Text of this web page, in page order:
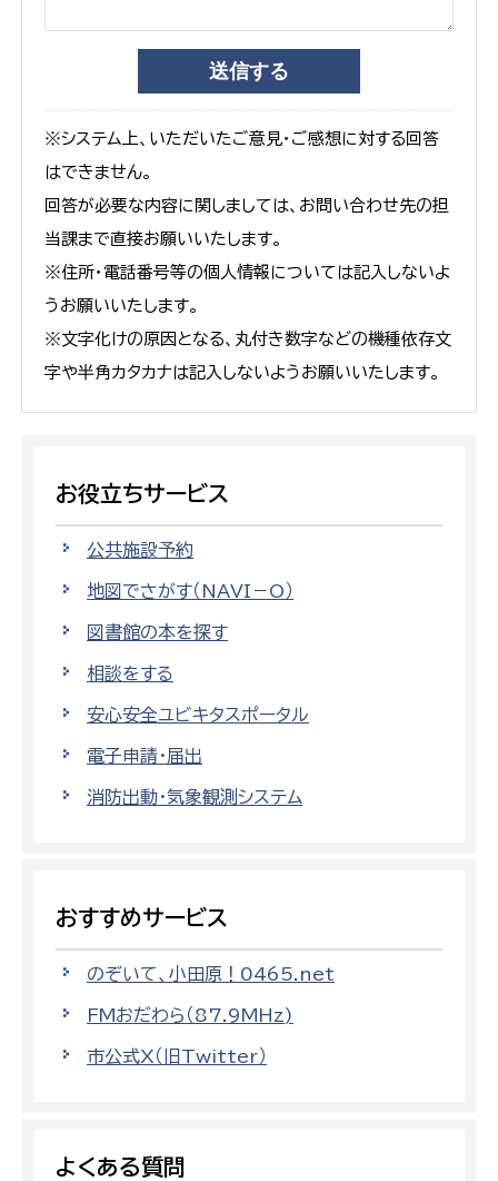
※システム上、いただいたご意見・ご感想に対する回答
はできません。
回答が必要な内容に関しましては、お問い合わせ先の担
当課まで直接お願いいたします。
※住所・電話番号等の個人情報については記入しないよ
うお願いいたします。
※文字化けの原因となる、丸付き数字などの機種依存文
字や半角カタカナは記入しないようお願いいたします。
お役立ちサービス
公共施設予約
地図でさがす（NAVI－O）
図書館の本を探す
相談をする
安心安全ユビキタスポータル
電子申請・届出
消防出動・気象観測システム
おすすめサービス
のぞいて、小田原！0465.net
FMおだわら（87.9MHz)
市公式X（旧Twitter）
よくある質問